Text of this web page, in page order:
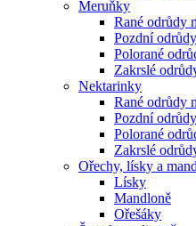
Meruňky
Rané odrůdy
Pozdní
Polorané
Zakrslé
Nektarinky
Rané odrůdy
Pozdní
Polorané
Zakrslé
Ořechy, lísky a
Lísky
Mandloně
Ořešáky